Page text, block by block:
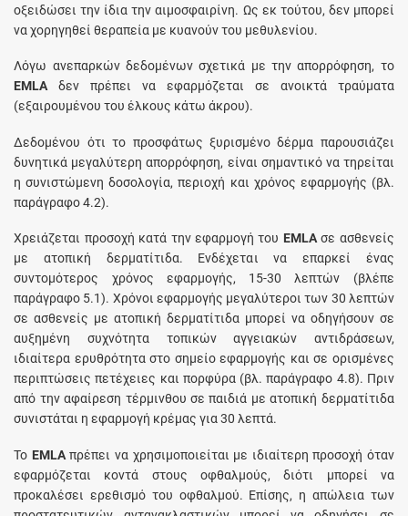
οξειδώσει την ίδια την αιμοσφαιρίνη. Ως εκ τούτου, δεν μπορεί
να χορηγηθεί θεραπεία με κυανούν του μεθυλενίου.
Λόγω ανεπαρκών δεδομένων σχετικά με την απορρόφηση, το
EMLA δεν πρέπει να εφαρμόζεται σε ανοικτά τραύματα
(εξαιρουμένου του έλκους κάτω άκρου).
Δεδομένου ότι το προσφάτως ξυρισμένο δέρμα παρουσιάζει
δυνητικά μεγαλύτερη απορρόφηση, είναι σημαντικό να τηρείται
η συνιστώμενη δοσολογία, περιοχή και χρόνος εφαρμογής (βλ.
παράγραφο 4.2).
Χρειάζεται προσοχή κατά την εφαρμογή του EMLAσε ασθενείς
με ατοπική δερματίτιδα. Ενδέχεται να επαρκεί ένας
συντομότερος χρόνος εφαρμογής, 15-30 λεπτών (βλέπε
παράγραφο 5.1). Χρόνοι εφαρμογής μεγαλύτεροι των 30 λεπτών
σε ασθενείς με ατοπική δερματίτιδα μπορεί να οδηγήσουν σε
αυξημένη συχνότητα τοπικών αγγειακών αντιδράσεων,
ιδιαίτερα ερυθρότητα στο σημείο εφαρμογής και σε ορισμένες
περιπτώσεις πετέχειες και πορφύρα (βλ. παράγραφο 4.8). Πριν
από την αφαίρεση τέρμινθου σε παιδιά με ατοπική δερματίτιδα
συνιστάται η εφαρμογή κρέμας για 30 λεπτά.
Το EMLAπρέπει να χρησιμοποιείται με ιδιαίτερη προσοχή όταν
εφαρμόζεται κοντά στους οφθαλμούς, διότι μπορεί να
προκαλέσει ερεθισμό του οφθαλμού. Επίσης, η απώλεια των